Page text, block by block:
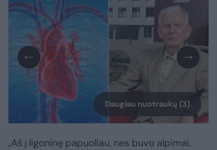
Daugiau nuotraukų (3)
„Aš į ligoninę papuoliau, nes buvo alpimai,